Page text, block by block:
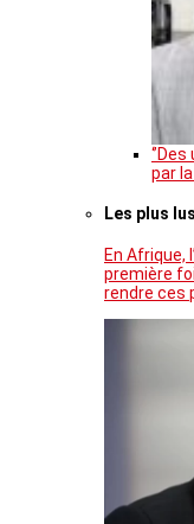
par la
Les plus lus
En Afrique,
première
rendre ces